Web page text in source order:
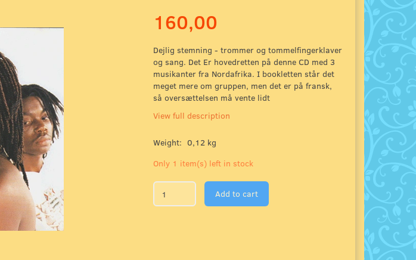
160,00
Dejlig stemning - trommer og tommelfingerklaver
og sang. Det Er hovedretten på denne CD med 3
musikanter fra Nordafrika. I bookletten står det
meget mere om gruppen, men det er på fransk,
så oversættelsen må vente lidt
View full description
Weight: 0,12 kg
Only 1 item(s) left in stock
Add to cart